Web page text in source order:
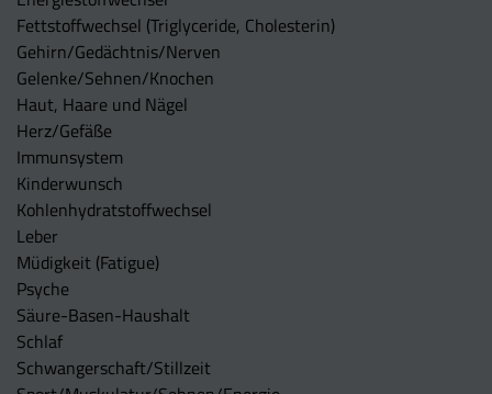
Fettstoffwechsel (Triglyceride, Cholesterin)
Gehirn/Gedächtnis/Nerven
Gelenke/Sehnen/Knochen
Haut, Haare und Nägel
Herz/Gefäße
Immunsystem
Kinderwunsch
Kohlenhydratstoffwechsel
Leber
Müdigkeit (Fatigue)
Psyche
Säure-Basen-Haushalt
Schlaf
Schwangerschaft/Stillzeit